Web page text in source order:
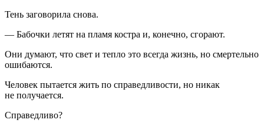
Тень заговорила снова.
— Бабочки летят на пламя костра и, конечно, сгорают.
Они думают, что свет и тепло это всегда жизнь, но смертельно
ошибаются.
Человек пытается жить по справедливости, но никак
не получается.
Справедливо?